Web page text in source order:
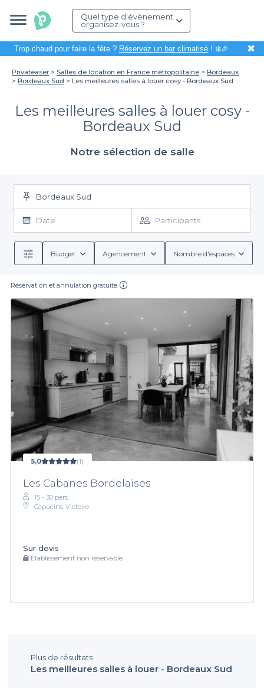
Quel type d'évènement
organisez-vous ?
Trop chaud pour faire la fête ? Réservez un bar climatisé! ❄️🎉 ✖
Privateaser Salles de location en France métropolitaine
Bordeaux
Bordeaux Sud
Les meilleures salles à louer cosy - Bordeaux Sud
Les meilleures salles à louer cosy -
Bordeaux Sud
Notre sélection de salle
Bordeaux Sud
Date Participants
Budget Agencement Nombre d'espaces
Réservation et annulation gratuite
5,0 (1)
Les Cabanes Bordelaises
15 - 30 pers.
Capucins-Victoire
Sur devis
Établissement non réservable
Plus de résultats
Les meilleures salles à louer - Bordeaux Sud